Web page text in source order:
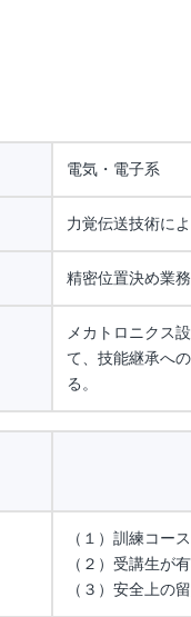
電気・電子系
力覚伝送技術に
精密位置決め業
メカトロニクス
て、技能継承へ
る。
（１）訓練コー
（２）受講生が
（３）安全上の